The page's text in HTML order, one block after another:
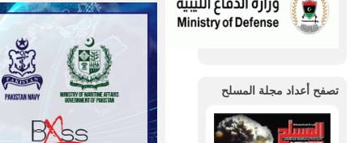
تصفح أعداد مجلة المسلح